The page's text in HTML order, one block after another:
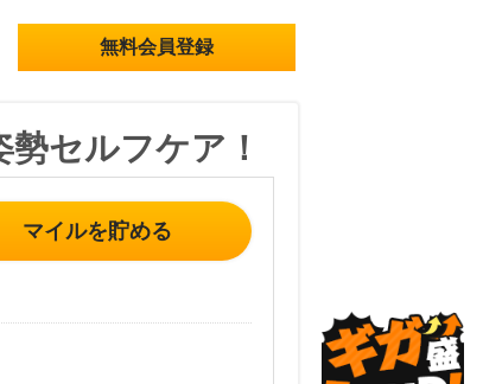
無料会員登録
セルフケア！
マイルを貯める